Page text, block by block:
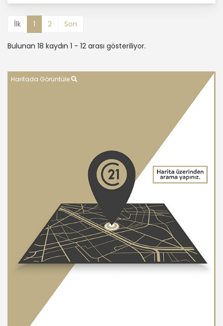
İlk 1 2 Son
Bulunan 18 kaydın 1 - 12 arası gösteriliyor.
Haritada Görüntüle